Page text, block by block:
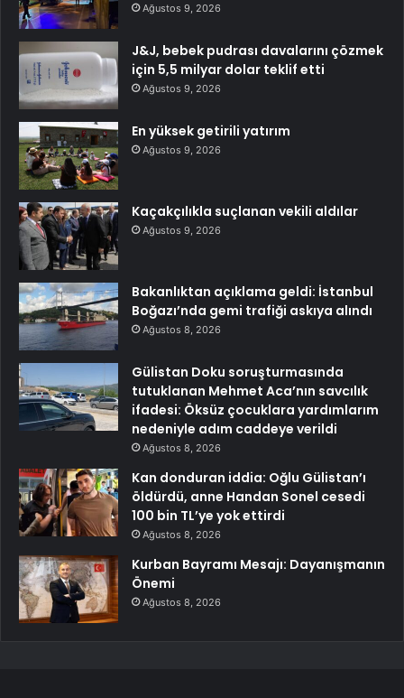
Ağustos 9, 2026
J&J, bebek pudrası davalarını çözmek
için 5,5 milyar dolar teklif etti
Ağustos 9, 2026
En yüksek getirili yatırım
Ağustos 9, 2026
Kaçakçılıkla suçlanan vekili aldılar
Ağustos 9, 2026
Bakanlıktan açıklama geldi: İstanbul
Boğazı’nda gemi trafiği askıya alındı
Ağustos 8, 2026
Gülistan Doku soruşturmasında
tutuklanan Mehmet Aca’nın savcılık
ifadesi: Öksüz çocuklara yardımlarım
nedeniyle adım caddeye verildi
Ağustos 8, 2026
Kan donduran iddia: Oğlu Gülistan’ı
öldürdü, anne Handan Sonel cesedi
100 bin TL’ye yok ettirdi
Ağustos 8, 2026
Kurban Bayramı Mesajı: Dayanışmanın
Önemi
Ağustos 8, 2026